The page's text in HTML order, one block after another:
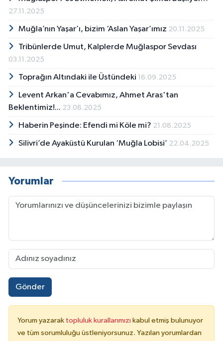
27.11.2025
Muğla’nın Yaşar’ı, bizim ‘Aslan Yaşar’ımız 20.11.2025
Tribünlerde Umut, Kalplerde Muğlaspor Sevdası
03.11.2025
Toprağın Altındaki ile Üstündeki 16.09.2025
Levent Arkan'a Cevabımız, Ahmet Aras'tan
Beklentimiz!... 23.08.2025
Haberin Peşinde: Efendi mi Köle mi? 21.08.2025
Silivri’de Ayaküstü Kurulan ‘Muğla Lobisi’ 22.04.2025
Yorumlar
Gönder
Yorum yazarak topluluk kurallarımızı kabul etmiş bulunuyor
ve tüm sorumluluğu üstleniyorsunuz. Yazılan yorumlardan